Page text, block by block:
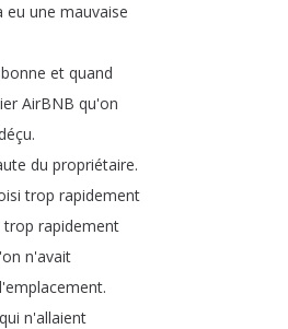
eu une mauvaise
et quand
AirBNB qu'on
.
du propriétaire.
trop rapidement
trop rapidement
n'avait
l'emplacement.
qui n'allaient